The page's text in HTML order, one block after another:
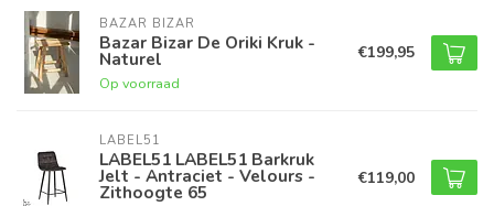
BAZAR BIZAR
Bazar Bizar De Oriki Kruk -
Naturel
Op voorraad
€199,95
LABEL51
LABEL51 LABEL51 Barkruk
Jelt - Antraciet - Velours -
Zithoogte 65
€119,00